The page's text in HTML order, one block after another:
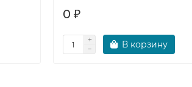
0 ₽
В корзину